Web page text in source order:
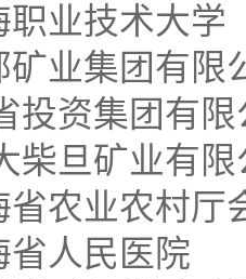
业技术大学
矿业集团有限
投资集团有限
柴旦矿业有限
省农业农村厅
省人民医院